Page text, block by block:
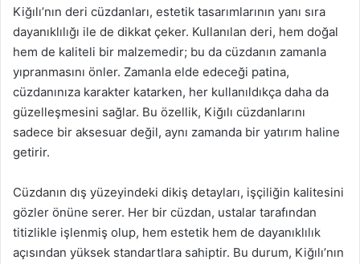
Kiğılı’nın deri cüzdanları, estetik tasarımlarının yanı sıra
dayanıklılığı ile de dikkat çeker. Kullanılan deri, hem doğal
hem de kaliteli bir malzemedir; bu da cüzdanın zamanla
yıpranmasını önler. Zamanla elde edeceği patina,
cüzdanınıza karakter katarken, her kullanıldıkça daha da
güzelleşmesini sağlar. Bu özellik, Kiğılı cüzdanlarını
sadece bir aksesuar değil, aynı zamanda bir yatırım haline
getirir.
Cüzdanın dış yüzeyindeki dikiş detayları, işçiliğin kalitesini
gözler önüne serer. Her bir cüzdan, ustalar tarafından
titizlikle işlenmiş olup, hem estetik hem de dayanıklılık
açısından yüksek standartlara sahiptir. Bu durum, Kiğılı’nın